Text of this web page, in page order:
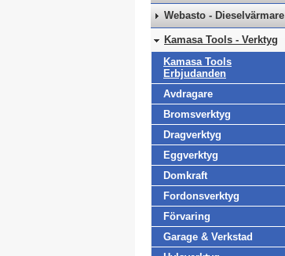
Webasto - Dieselvärmare
Kamasa Tools - Verktyg
Kamasa Tools
Erbjudanden
Avdragare
Bromsverktyg
Dragverktyg
Eggverktyg
Domkraft
Fordonsverktyg
Förvaring
Garage & Verkstad